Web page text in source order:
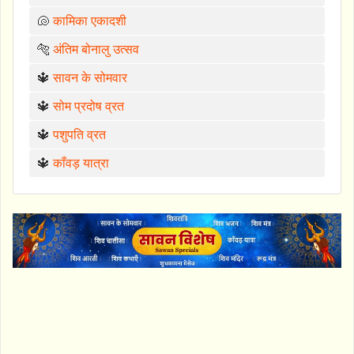
🐚कामिका एकादशी
🐅 अंतिम बोनालु उत्सव
🔱सावन के सोमवार
🔱सोम प्रदोष व्रत
🔱पशुपति व्रत
🔱काँवड़ यात्रा